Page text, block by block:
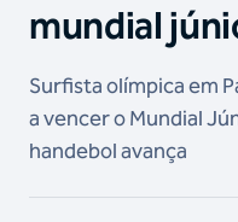
mundial
Surfista olímpica em
a vencer o Mundial
handebol avança